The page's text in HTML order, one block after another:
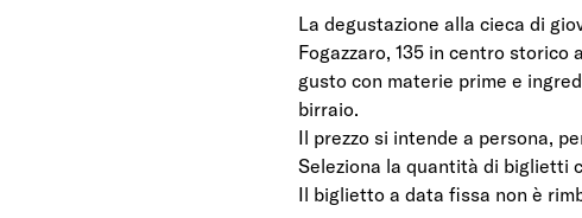
La degustazione alla cieca di
Fogazzaro, 135 in centro
gusto con materie prime e
birraio.
Il prezzo si intende a persona,
Seleziona la quantità di biglietti
Il biglietto a data fissa non è